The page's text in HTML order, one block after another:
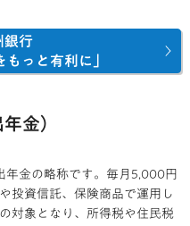
銀行
もっと有利に」
金）
年金の略称です。毎月5,000円
投資信託、保険商品で運用し
対象となり、所得税や住民税